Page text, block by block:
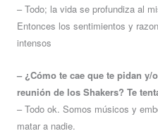
– Todo; la vida se profundiza al
Entonces los sentimientos y
intensos
– ¿Cómo te cae que te pidan
reunión de los Shakers? Te
– Todo ok. Somos músicos y
matar a nadie.